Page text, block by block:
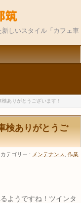
しいスタイル「カフェ車
ありがとうございます！
検ありがとうご
カテゴリー : メンテナンス
作業
ようですね！ツインタ